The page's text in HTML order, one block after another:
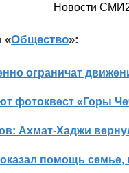
Новости
«Общество»:
ограничат
фотоквест «Горы
Ахмат-Хаджи
помощь семье,